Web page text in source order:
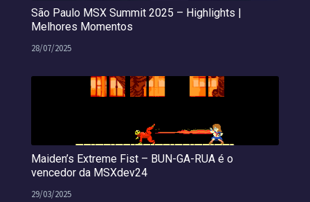
São Paulo MSX Summit 2025 – Highlights |
Melhores Momentos
28/07/2025
Maiden’s Extreme Fist – BUN-GA-RUA é o
vencedor da MSXdev24
29/03/2025